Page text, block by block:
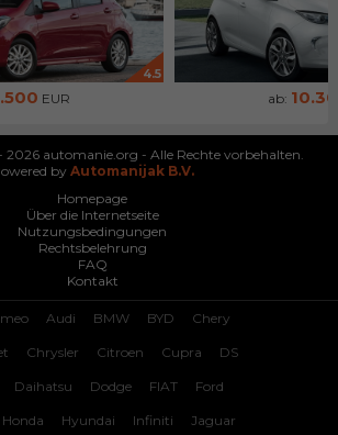
4.5
EUR ab:
automanie.org - Alle Rechte vorbehalten.
byAutomanijak B.V.
Homepage
Über die Internetseite
Nutzungsbedingungen
Rechtsbelehrung
FAQ
Kontakt
Audi BMW BYD Chery
Chrysler Citroen Cupra DS
Daihatsu Dodge FIAT Ford
Honda Hyundai Infiniti Jaguar